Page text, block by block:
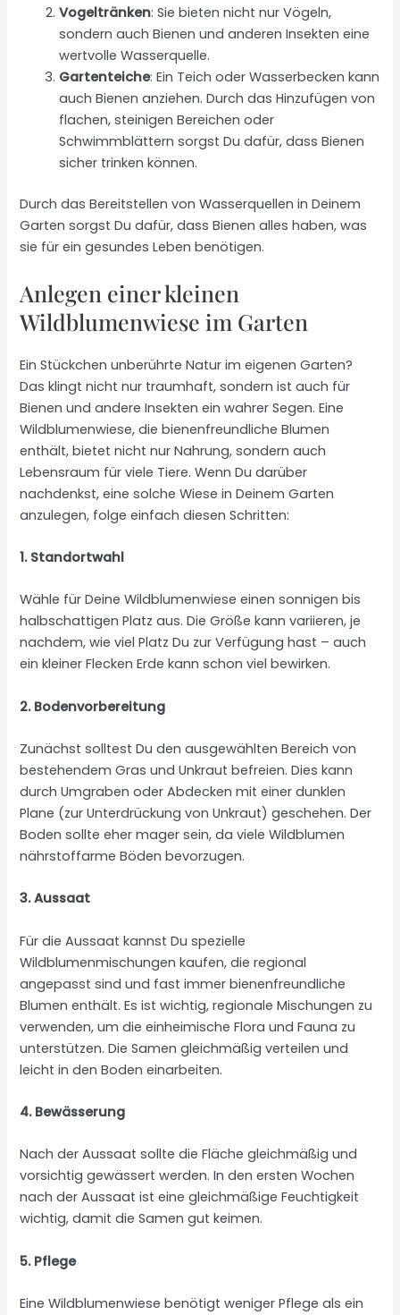
Vogeltränken: Sie bieten nicht nur Vögeln,
sondern auch Bienen und anderen Insekten eine
wertvolle Wasserquelle.
Gartenteiche: Ein Teich oder Wasserbecken kann
auch Bienen anziehen. Durch das Hinzufügen von
flachen, steinigen Bereichen oder
Schwimmblättern sorgst Du dafür, dass Bienen
sicher trinken können.
Durch das Bereitstellen von Wasserquellen in Deinem
Garten sorgst Du dafür, dass Bienen alles haben, was
sie für ein gesundes Leben benötigen.
Anlegen einer kleinen
Wildblumenwiese im Garten
Ein Stückchen unberührte Natur im eigenen Garten?
Das klingt nicht nur traumhaft, sondern ist auch für
Bienen und andere Insekten ein wahrer Segen. Eine
Wildblumenwiese, die bienenfreundliche Blumen
enthält, bietet nicht nur Nahrung, sondern auch
Lebensraum für viele Tiere. Wenn Du darüber
nachdenkst, eine solche Wiese in Deinem Garten
anzulegen, folge einfach diesen Schritten:
1. Standortwahl
Wähle für Deine Wildblumenwiese einen sonnigen bis
halbschattigen Platz aus. Die Größe kann variieren, je
nachdem, wie viel Platz Du zur Verfügung hast – auch
ein kleiner Flecken Erde kann schon viel bewirken.
2. Bodenvorbereitung
Zunächst solltest Du den ausgewählten Bereich von
bestehendem Gras und Unkraut befreien. Dies kann
durch Umgraben oder Abdecken mit einer dunklen
Plane (zur Unterdrückung von Unkraut) geschehen. Der
Boden sollte eher mager sein, da viele Wildblumen
nährstoffarme Böden bevorzugen.
3. Aussaat
Für die Aussaat kannst Du spezielle
Wildblumenmischungen kaufen, die regional
angepasst sind und fast immer bienenfreundliche
Blumen enthält. Es ist wichtig, regionale Mischungen zu
verwenden, um die einheimische Flora und Fauna zu
unterstützen. Die Samen gleichmäßig verteilen und
leicht in den Boden einarbeiten.
4. Bewässerung
Nach der Aussaat sollte die Fläche gleichmäßig und
vorsichtig gewässert werden. In den ersten Wochen
nach der Aussaat ist eine gleichmäßige Feuchtigkeit
wichtig, damit die Samen gut keimen.
5. Pflege
Eine Wildblumenwiese benötigt weniger Pflege als ein